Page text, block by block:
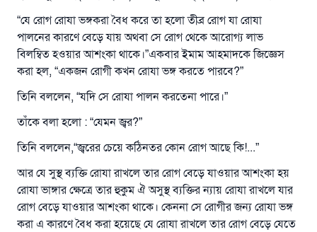
“যে রোগ রোযা ভঙ্গকরা বৈধ করে তা হলো তীব্র রোগ যা রোযা
পালনের কারণে বেড়ে যায় অথবা সে রোগ থেকে আরোগ্য লাভ
বিলম্বিত হওয়ার আশংকা থাকে।”একবার ইমাম আহমাদকে জিজ্ঞেস
করা হল, “একজন রোগী কখন রোযা ভঙ্গ করতে পারবে?”
তিনি বললেন, “যদি সে রোযা পালন করতেনা পারে।”
তাঁকে বলা হলো : “যেমন জ্বর?”
তিনি বললেন,“জ্বরের চেয়ে কঠিনতর কোন রোগ আছে কি!...”
আর যে সুস্থ ব্যক্তি রোযা রাখলে তার রোগ বেড়ে যাওয়ার আশংকা হয়
রোযা ভাঙ্গার ক্ষেত্রে তার হুকুম ঐ অসুস্থ ব্যক্তির ন্যায় রোযা রাখলে যার
রোগ বেড়ে যাওয়ার আশংকা থাকে। কেননা সে রোগীর জন্য রোযা ভঙ্গ
করা এ কারণে বৈধ করা হয়েছে যে রোযা রাখলে তার রোগ বেড়ে যেতে